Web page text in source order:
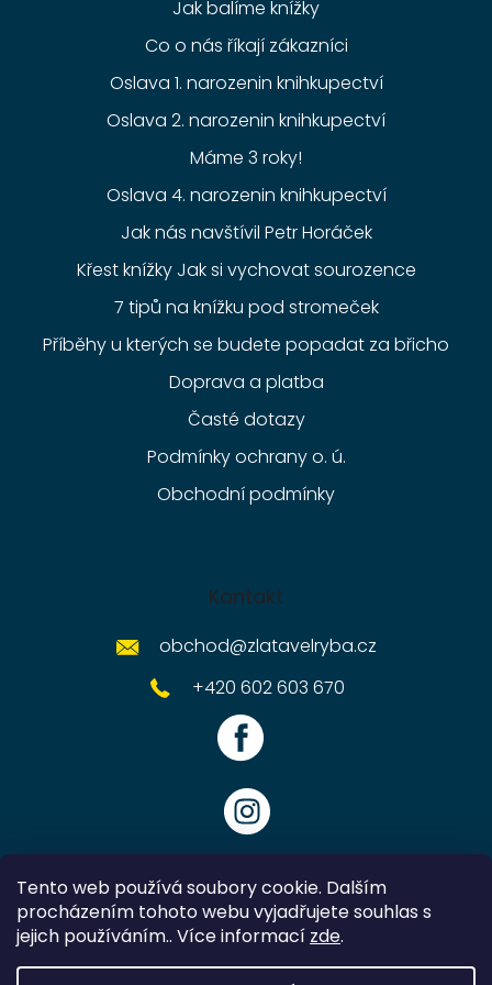
Tento web používá soubory cookie. Dalším
procházením tohoto webu vyjadřujete souhlas s
jejich používáním.. Více informací zde.
Jak balíme knížky
Co o nás říkají zákazníci
Oslava 1. narozenin knihkupectví
Oslava 2. narozenin knihkupectví
Máme 3 roky!
Oslava 4. narozenin knihkupectví
Jak nás navštívil Petr Horáček
Křest knížky Jak si vychovat sourozence
7 tipů na knížku pod stromeček
Příběhy u kterých se budete popadat za břicho
Doprava a platba
Časté dotazy
Podmínky ochrany o. ú.
Obchodní podmínky
Kontakt
obchod@zlatavelryba.cz
+420 602 603 670